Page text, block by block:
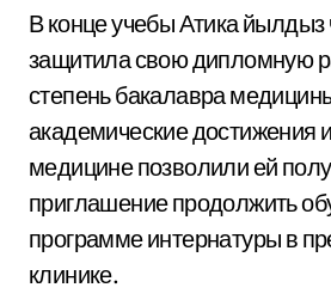
В конце учебы Атика йылдыз
защитила свою дипломную
степень бакалавра
академические достижения и
медицине позволили ей
приглашение продолжить
программе интернатуры в
клинике.